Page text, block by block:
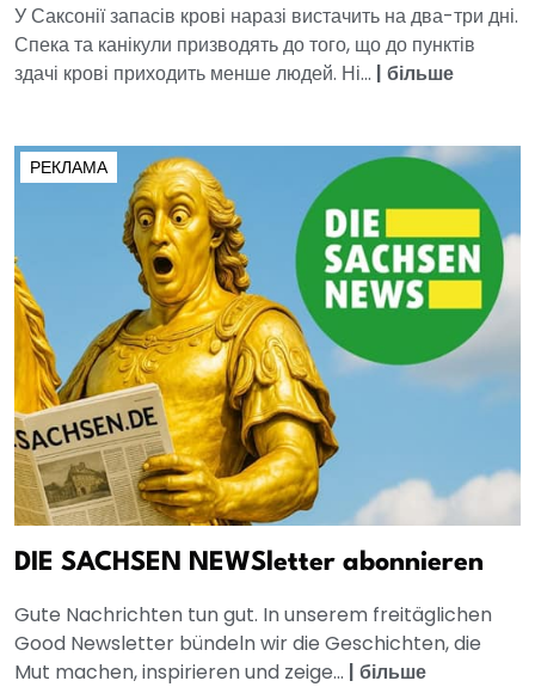
У Саксонії запасів крові наразі вистачить на два-три дні.
Спека та канікули призводять до того, що до пунктів
здачі крові приходить менше людей. Ні... | більше
РЕКЛАМА
DIE SACHSEN NEWSletter abonnieren
Gute Nachrichten tun gut. In unserem freitäglichen
Good Newsletter bündeln wir die Geschichten, die
Mut machen, inspirieren und zeige... | більше